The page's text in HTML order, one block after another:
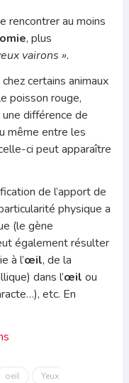
rencontrer au moins
, plus
vairons ».
certains animaux
poisson rouge,
différence de
même entre les
ci peut apparaître
de l’apport de
physique a
(le gène
également résulter
à l’œil, de la
dans l’œil ou
etc. En
oeil
Yeux